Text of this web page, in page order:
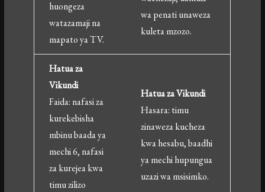
huongeza
watazamaji na
mapato ya TV.
wa penati unaweza
kuleta mzozo.
Hatua za
Vikundi
Faida: nafasi za
kurekebisha
mbinu baada ya
mechi 6, nafasi
za kurejea kwa
timu zilizo
Hatua za Vikundi
Hasara: timu
zinaweza kucheza
kwa hesabu, baadhi
ya mechi hupungua
uzazi wa msisimko.